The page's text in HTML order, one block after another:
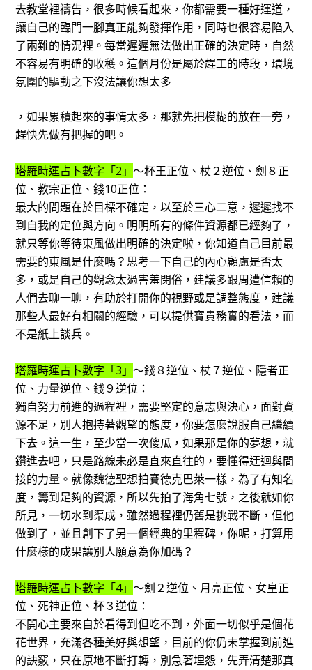
去教堂裡禱告，很多時候看起來，你都需要一種好運道，
讓自己的臨門一腳真正能夠發揮作用，同時也很容易陷入
了兩難的情況裡。每當遲遲無法做出正確的決定時，自然
不容易有明確的收穫。這個月份是屬於趕工的時段，環境
氛圍的驅動之下沒法讓你想太多
，如果累積起來的事情太多，那就先把模糊的放在一旁，
趕快先做有把握的吧。
塔羅時運占卜數字「2」 ～杯王正位、杖２逆位、劍８正
位、教宗正位、錢10正位：
最大的問題在於目標不確定，以至於三心二意，遲遲找不
到自我的定位與方向。明明所有的條件資源都已經夠了，
就只等你等待東風做出明確的決定啦，你知道自己目前最
需要的東風是什麼嗎？思考一下自己的內心顧慮是否太
多，或是自己的觀念太過害羞閉俗，建議多跟周遭信賴的
人們去聊一聊，有助於打開你的視野或是調整態度，建議
那些人最好有相關的經驗，可以提供寶貴務實的看法，而
不是紙上談兵。
塔羅時運占卜數字「3」 ～錢８逆位、杖７逆位、隱者正
位、力量逆位、錢９逆位：
獨自努力前進的過程裡，需要堅定的意志與決心，面對資
源不足，別人抱持著觀望的態度，你要怎麼說服自己繼續
下去。這一生，至少當一次傻瓜，如果那是你的夢想，就
鑽進去吧，只是路線未必是直來直往的，要懂得迂迴與間
接的力量。就像魏德聖想拍賽德克巴萊一樣，為了有知名
度，籌到足夠的資源，所以先拍了海角七號，之後就如你
所見，一切水到渠成，雖然過程裡仍舊是挑戰不斷，但他
做到了，並且創下了另一個經典的里程碑，你呢，打算用
什麼樣的成果讓別人願意為你加碼？
塔羅時運占卜數字「4」 ～劍２逆位、月亮正位、女皇正
位、死神正位、杯３逆位：
不開心主要來自於看得到但吃不到，外面一切似乎是個花
花世界，充滿各種美好與想望，目前的你仍未掌握到前進
的訣竅，只在原地不斷打轉，別急著埋怨，先弄清楚那真